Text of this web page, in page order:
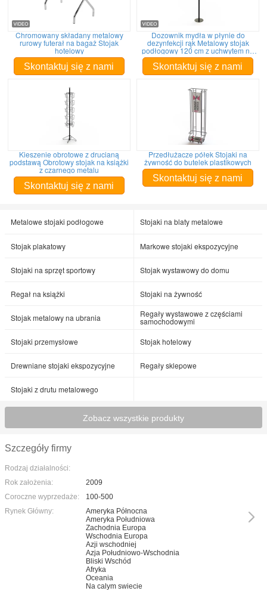
Chromowany składany metalowy
rurowy futerał na bagaż Stojak
hotelowy
Skontaktuj się z nami
Dozownik mydła w płynie do
dezynfekcji rąk Metalowy stojak
podłogowy 120 cm z uchwytem na
znak
Skontaktuj się z nami
Kieszenie obrotowe z drucianą
podstawą Obrotowy stojak na książki
z czarnego metalu
Skontaktuj się z nami
Przedłużacze półek Stojaki na
żywność do butelek plastikowych
Skontaktuj się z nami
Metalowe stojaki podłogowe Stojaki na blaty metalowe
Stojak plakatowy Markowe stojaki ekspozycyjne
Stojaki na sprzęt sportowy Stojak wystawowy do domu
Regał na książki Stojaki na żywność
Stojak metalowy na ubrania Regały wystawowe z częściami
samochodowymi
Stojaki przemysłowe
Stojak hotelowy
Drewniane stojaki ekspozycyjne Regały sklepowe
Stojaki z drutu metalowego
Zobacz wszystkie produkty
Szczegóły firmy
Rodzaj działalności:
Rok założenia:
2009
Coroczne wyprzedaże:
100-500
Rynek Główny:
Ameryka Północna
Ameryka Południowa
Zachodnia Europa
Wschodnia Europa
Azji wschodniej
Azja Południowo-Wschodnia
Bliski Wschód
Afryka
Oceania
Na calym swiecie